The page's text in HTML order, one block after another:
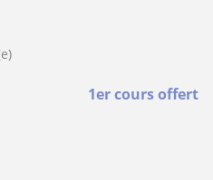
1er cours offert